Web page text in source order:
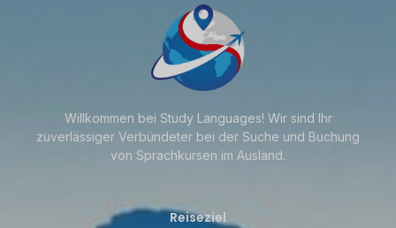
Willkommen bei Study Languages! Wir sind Ihr
zuverlässiger Verbündeter bei der Suche und Buchung
von Sprachkursen im Ausland.
Reiseziel